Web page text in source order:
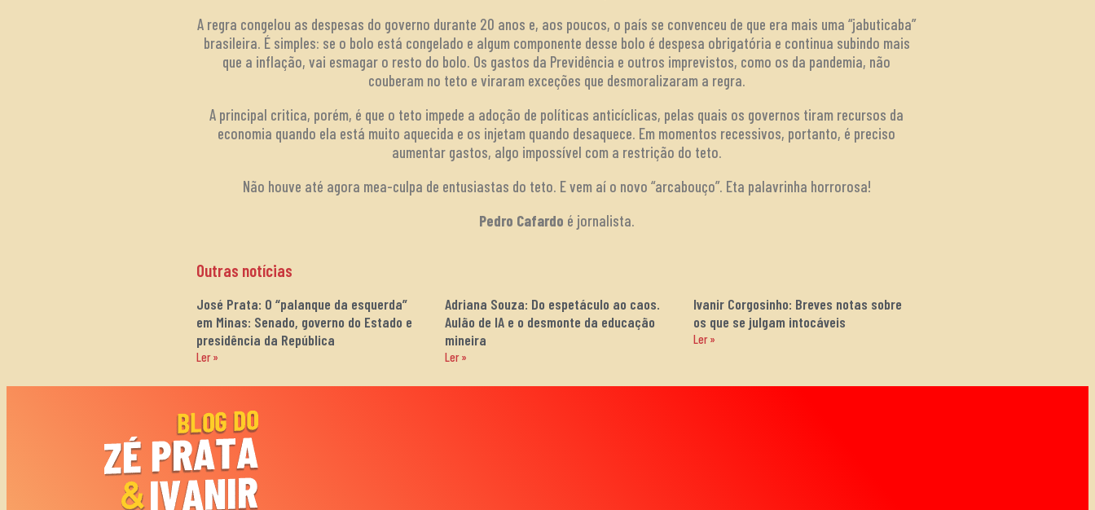
A regra congelou as despesas do governo durante 20 anos e, aos poucos, o país se convenceu de que era mais uma “jabuticaba”
brasileira. É simples: se o bolo está congelado e algum componente desse bolo é despesa obrigatória e continua subindo mais
que a inflação, vai esmagar o resto do bolo. Os gastos da Previdência e outros imprevistos, como os da pandemia, não
couberam no teto e viraram exceções que desmoralizaram a regra.
A principal critica, porém, é que o teto impede a adoção de políticas anticíclicas, pelas quais os governos tiram recursos da
economia quando ela está muito aquecida e os injetam quando desaquece. Em momentos recessivos, portanto, é preciso
aumentar gastos, algo impossível com a restrição do teto.
Não houve até agora mea-culpa de entusiastas do teto. E vem aí o novo “arcabouço”. Eta palavrinha horrorosa!
Pedro Cafardo é jornalista.
Outras notícias
José Prata: O “palanque da esquerda”
em Minas: Senado, governo do Estado e
presidência da República
Ler »
Adriana Souza: Do espetáculo ao caos.
Aulão de IA e o desmonte da educação
mineira
Ler »
Ivanir Corgosinho: Breves notas sobre
os que se julgam intocáveis
Ler »